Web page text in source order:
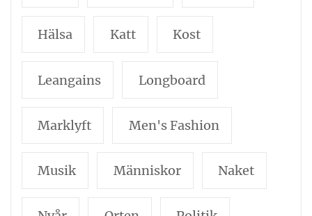
Hälsa Katt Kost
Leangains Longboard
Marklyft Men's Fashion
Musik Människor Naket